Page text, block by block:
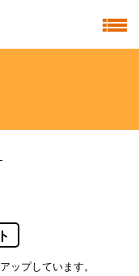
ップしています。